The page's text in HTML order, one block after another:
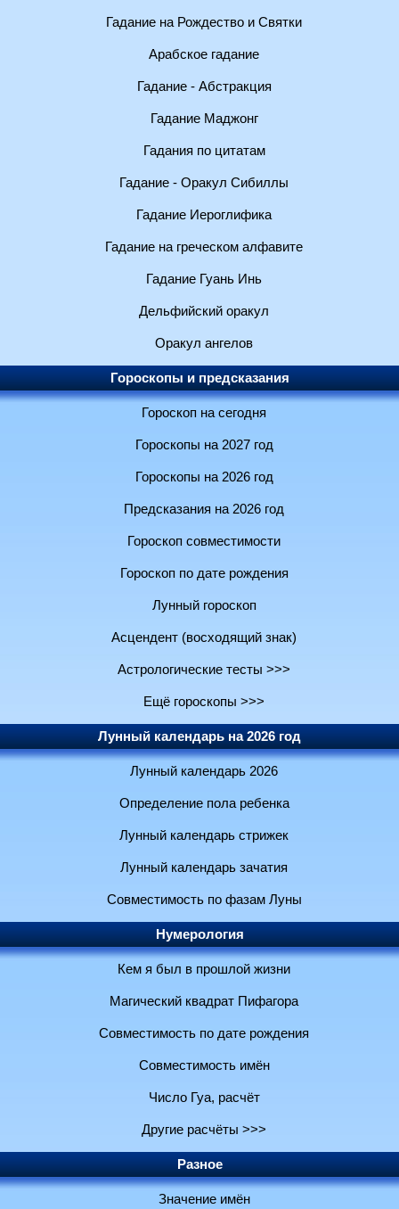
Гадание на Рождество и Святки
Арабское гадание
Гадание - Абстракция
Гадание Маджонг
Гадания по цитатам
Гадание - Оракул Сибиллы
Гадание Иероглифика
Гадание на греческом алфавите
Гадание Гуань Инь
Дельфийский оракул
Оракул ангелов
Гороскопы и предсказания
Гороскоп на сегодня
Гороскопы на 2027 год
Гороскопы на 2026 год
Предсказания на 2026 год
Гороскоп совместимости
Гороскоп по дате рождения
Лунный гороскоп
Асцендент (восходящий знак)
Астрологические тесты >>>
Ещё гороскопы >>>
Лунный календарь на 2026 год
Лунный календарь 2026
Определение пола ребенка
Лунный календарь стрижек
Лунный календарь зачатия
Совместимость по фазам Луны
Нумерология
Кем я был в прошлой жизни
Магический квадрат Пифагора
Совместимость по дате рождения
Совместимость имён
Число Гуа, расчёт
Другие расчёты >>>
Разное
Значение имён